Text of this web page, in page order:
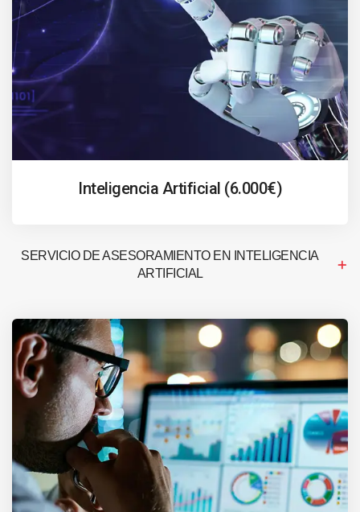
Inteligencia Artificial (6.000€)
SERVICIO DE ASESORAMIENTO EN INTELIGENCIA
ARTIFICIAL